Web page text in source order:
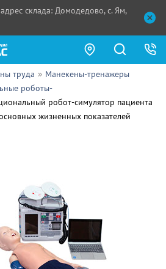
склада: Домодедово, с. Ям,
труда
Манекены-тренажеры
роботы-
робот-симулятор пациента
жизненных показателей